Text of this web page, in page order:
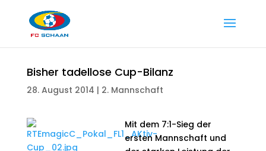
Bisher tadellose Cup-Bilanz
28. August 2014 | 2. Mannschaft
Mit dem 7:1-Sieg der
ersten Mannschaft und